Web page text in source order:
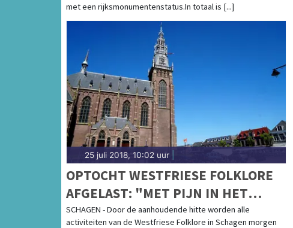
met een rijksmonumentenstatus.In totaal is [...]
25 juli 2018, 10:02 uur
OPTOCHT WESTFRIESE FOLKLORE
AFGELAST: "MET PIJN IN HET
HART"
SCHAGEN - Door de aanhoudende hitte worden alle
activiteiten van de Westfriese Folklore in Schagen morgen